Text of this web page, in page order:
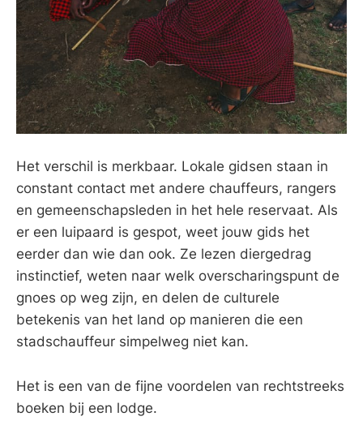
Het verschil is merkbaar. Lokale gidsen staan in
constant contact met andere chauffeurs, rangers
en gemeenschapsleden in het hele reservaat. Als
er een luipaard is gespot, weet jouw gids het
eerder dan wie dan ook. Ze lezen diergedrag
instinctief, weten naar welk overscharingspunt de
gnoes op weg zijn, en delen de culturele
betekenis van het land op manieren die een
stadschauffeur simpelweg niet kan.
Het is een van de fijne voordelen van rechtstreeks
boeken bij een lodge.